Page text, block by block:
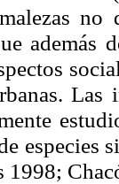
además
Las
especies
1998;